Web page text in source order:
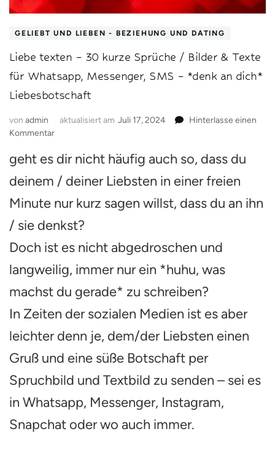
GELIEBT UND LIEBEN - BEZIEHUNG UND DATING
Liebe texten – 30 kurze Sprüche / Bilder & Texte
für Whatsapp, Messenger, SMS – *denk an dich*
Liebesbotschaft
von admin aktualisiert am Juli 17, 2024
Hinterlasse einen
Kommentarzu
texten
30
Sprüche
/
&
für
Whatsapp,
Messenger,
SMS
*denk
an
dich*
Liebesbotschaft
geht es dir nicht häufig auch so, dass du
deinem / deiner Liebsten in einer freien
Minute nur kurz sagen willst, dass du an ihn
/ sie denkst?
Doch ist es nicht abgedroschen und
langweilig, immer nur ein *huhu, was
machst du gerade* zu schreiben?
In Zeiten der sozialen Medien ist es aber
leichter denn je, dem/der Liebsten einen
Gruß und eine süße Botschaft per
Spruchbild und Textbild zu senden – sei es
in Whatsapp, Messenger, Instagram,
Snapchat oder wo auch immer.